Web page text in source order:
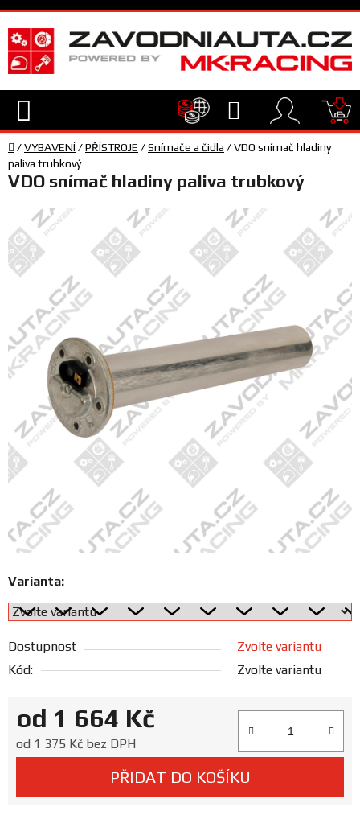
Přejít
na
obsah
Hledat
TECHNIKA
JEZDEC
TÝM
SERVIS
FANOUŠCI
Profil
firmy
Obchodní
podmínky
Doprava
Blog
Ceníky
a
Domů
/VYBAVENÍ/PŘÍSTROJE /Snímače a čidla /VDO snímač hladiny
paliva trubkový
Varianta:
Dostupnost
Zvolte variantu
Kód:
Zvolte variantu
od 1 664 Kč
od 1 375 Kč bez DPH
PŘIDAT DO KOŠÍKU
VDO snímač hladiny paliva trubkový